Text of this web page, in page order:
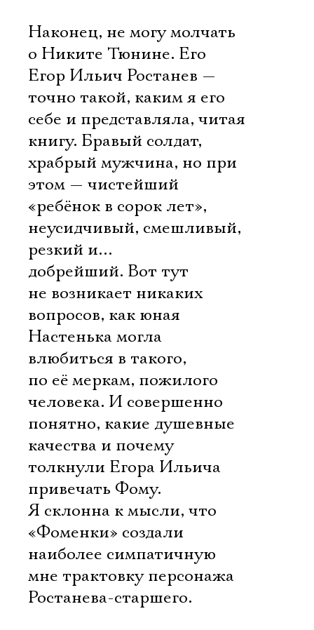
Наконец, не могу молчать
о Никите Тюнине. Его
Егор Ильич Ростанев —
точно такой, каким я его
себе и представляла, читая
книгу. Бравый солдат,
храбрый мужчина, но при
этом — чистейший
«ребёнок в сорок лет»,
неусидчивый, смешливый,
резкий и…
добрейший. Вот тут
не возникает никаких
вопросов, как юная
Настенька могла
влюбиться в такого,
по её меркам, пожилого
человека. И совершенно
понятно, какие душевные
качества и почему
толкнули Егора Ильича
привечать Фому.
Я склонна к мысли, что
«Фоменки» создали
наиболее симпатичную
мне трактовку персонажа
Ростанева-старшего.